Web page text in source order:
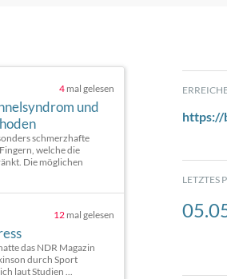
4 mal gelesen
und
schmerzhafte
welche die
Die möglichen
12 mal gelesen
das NDR Magazin
durch Sport
laut Studien ...
https://
LETZTES